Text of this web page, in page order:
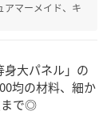
アマーメイド、キ
身大パネル」の
均の材料、細か
まで◎